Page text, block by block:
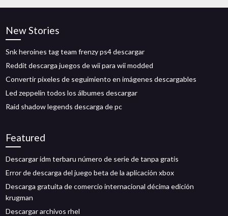
New Stories
Snk heroines tag team frenzy ps4 descargar
Reddit descarga juegos de wii para wii modded
Convertir píxeles de seguimiento en imágenes descargables
Led zeppelin todos los álbumes descargar
Raid shadow legends descarga de pc
Featured
Descargar idm terbaru número de serie de tanpa gratis
Error de descarga del juego beta de la aplicación xbox
Descarga gratuita de comercio internacional décima edición
krugman
Descargar archivos rhel